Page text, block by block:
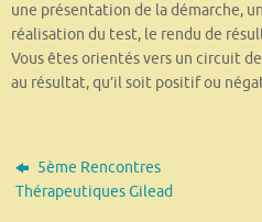
une présentation de la démarche,
réalisation du test, le rendu de
Vous êtes orientés vers un circuit
au résultat, qu’il soit positif ou
5ème Rencontres
Thérapeutiques Gilead